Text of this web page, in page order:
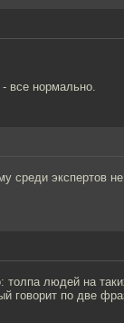
все нормально.
среди экспертов
толпа людей на
говорит по две